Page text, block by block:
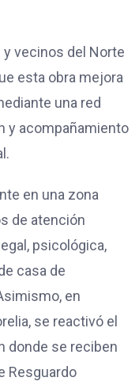
vecinos del Norte
esta obra mejora
una red
y acompañamiento
en una zona
de atención
psicológica,
casa de
en
se reactivó el
donde se reciben
Resguardo